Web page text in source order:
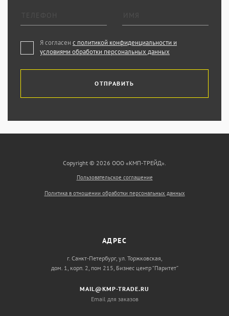
Я согласен с политикой конфиденциальности и
условиями обработки персональных данных
ОТПРАВИТЬ
Copyright © 2026 ООО «КМП-ТРЕЙД».
Пользовательское соглашение
Политика в отношении обработки персональных данных
АДРЕС
г. Санкт-Петербург, ул. Торжковская,
дом. 1, корп. 2, пом 215, Бизнес центр “Паритет”
MAIL@KMP-TRADE.RU
Email для заказов